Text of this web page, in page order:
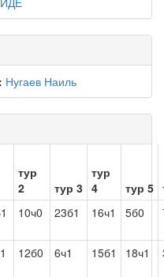
Нугаев Наиль
тур
2
тур 3
тур
4
тур 5
10ч0 23б1 16ч1 5б0
12б0 6ч1 15б1 18ч1